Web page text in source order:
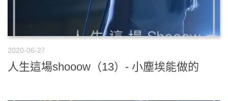
2020-06-27
人生這場shooow（13）- 小塵埃能做的